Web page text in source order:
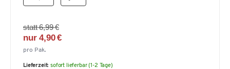
statt 6,99 €
nur 4,90 €
pro Pak.
Lieferzeit: sofort lieferbar (1-2 Tage)